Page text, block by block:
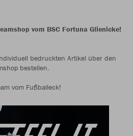
vom BSC Fortuna Glienicke!
bedruckten Artikel über den
bestellen.
vom Fußballeck!